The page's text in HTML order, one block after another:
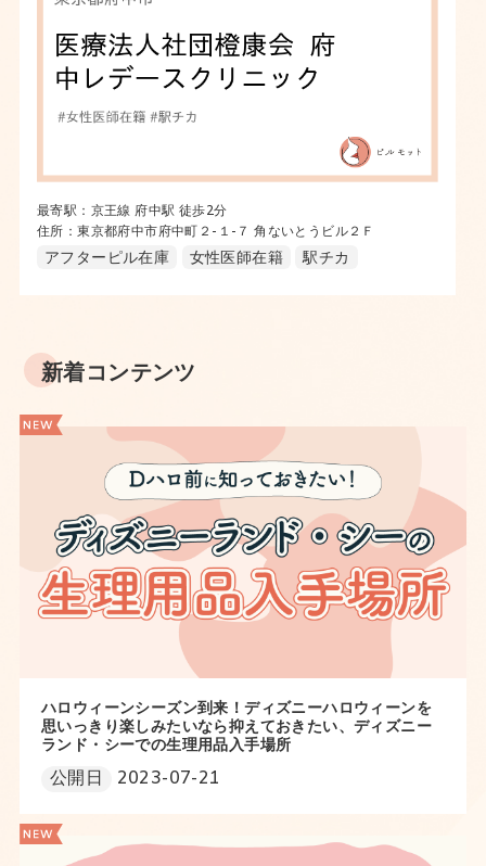
最寄駅：京王線 府中駅 徒歩2分
住所：東京都府中市府中町２-１-７ 角ないとうビル２Ｆ
アフターピル在庫 女性医師在籍 駅チカ
新着コンテンツ
ハロウィーンシーズン到来！ディズニーハロウィーンを
思いっきり楽しみたいなら抑えておきたい、ディズニー
ランド・シーでの生理用品入手場所
公開日 2023-07-21